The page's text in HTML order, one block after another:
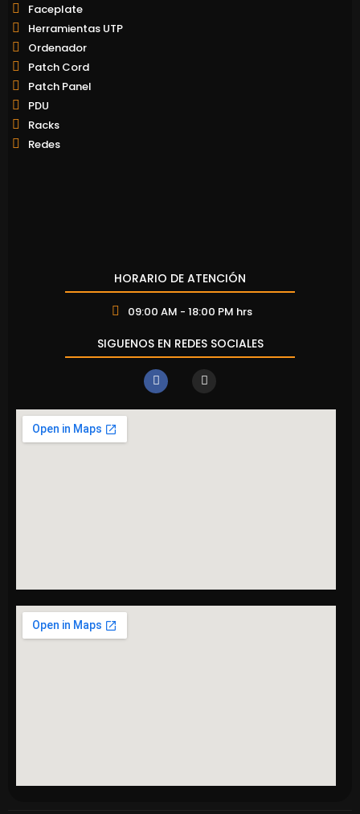
Faceplate
Herramientas UTP
Ordenador
Patch Cord
Patch Panel
PDU
Racks
Redes
HORARIO DE ATENCIÓN
09:00 AM - 18:00 PM hrs
SIGUENOS EN REDES SOCIALES